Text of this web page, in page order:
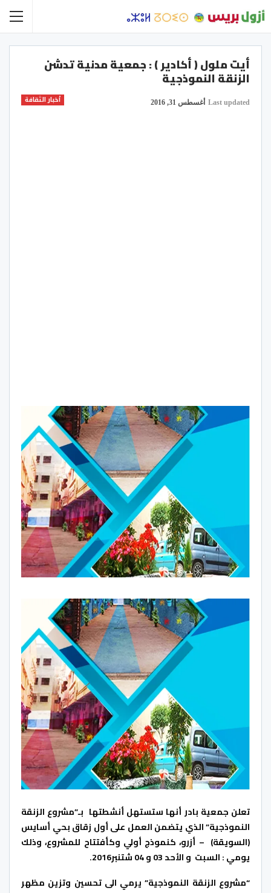
أيت ملول ( أكادير ) : جمعية مدنية تدشن
الزنقة النموذجية
أخبار الثقافة Last updated أغسطس 31, 2016
تعلن جمعية بادر أنها ستستهل أنشطتها بـ”مشروع الزنقة
النموذجية” الذي يتضمن العمل على أول زقاق بحي أسايس
(السويقة) – أزرو، كنموذج أولي وكأفتتاح للمشروع، وذلك
يومي : السبت و الأحد 03 و 04 شتنبر2016.
“مشروع الزنقة النموذجية” يرمي الى تحسين وتزين مظهر